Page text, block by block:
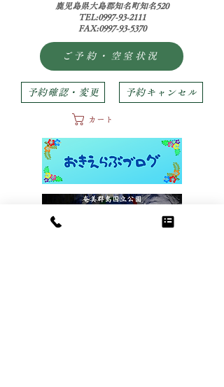
鹿児島県大島郡知名町知名520
TEL:0997-93-2111
FAX:0997-93-5370
ご予約・空室状況
予約確認・変更 予約キャンセル
カート